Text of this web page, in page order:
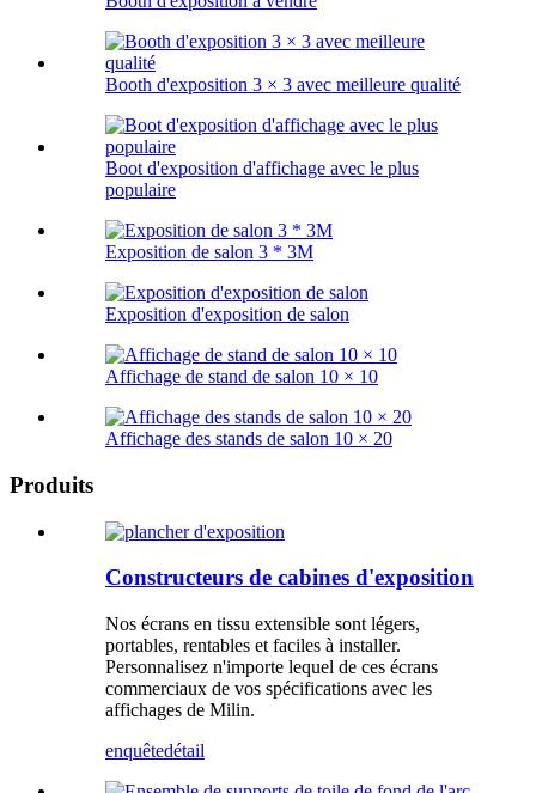
Booth d'exposition 3 × 3 avec meilleure qualité
Boot d'exposition d'affichage avec le plus
populaire
Exposition de salon 3 * 3M
Exposition d'exposition de salon
Affichage de stand de salon 10 × 10
Affichage des stands de salon 10 × 20
Produits
Constructeurs de cabines d'exposition
Nos écrans en tissu extensible sont légers,
portables, rentables et faciles à installer.
Personnalisez n'importe lequel de ces écrans
commerciaux de vos spécifications avec les
affichages de Milin.
enquêtedétail